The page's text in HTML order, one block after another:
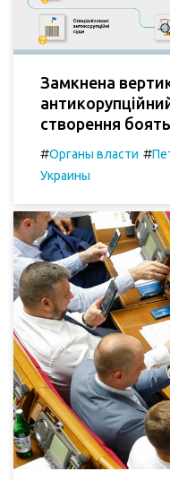
Замкнена
створення
#Органы власти #
Украины